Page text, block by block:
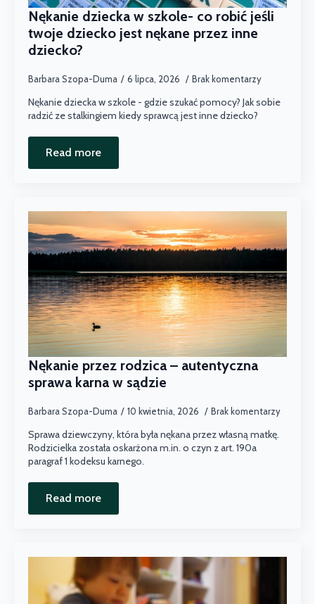
Nękanie dziecka w szkole- co robić jeśli
twoje dziecko jest nękane przez inne
dziecko?
Barbara Szopa-Duma 6 lipca, 2026 Brak komentarzy
Nękanie dziecka w szkole - gdzie szukać pomocy? Jak sobie
radzić ze stalkingiem kiedy sprawcą jest inne dziecko?
Read more
Nękanie przez rodzica – autentyczna
sprawa karna w sądzie
Barbara Szopa-Duma 10 kwietnia, 2026 Brak komentarzy
Sprawa dziewczyny, która była nękana przez własną matkę.
Rodzicielka została oskarżona m.in. o czyn z art. 190a
paragraf 1 kodeksu karnego.
Read more